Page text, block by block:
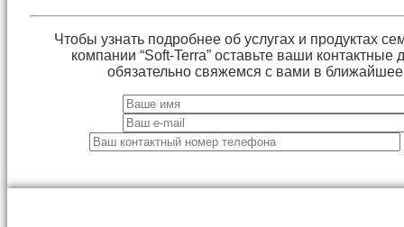
Чтобы узнать подробнее об услугах и продуктах
компании “Soft-Terra” оставьте ваши
обязательно свяжемся с вами в